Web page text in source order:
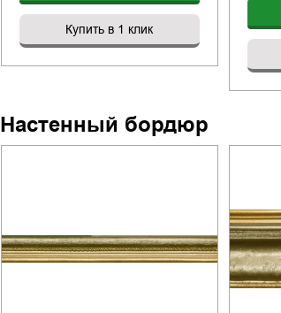
Купить в 1 клик
Настенный бордюр